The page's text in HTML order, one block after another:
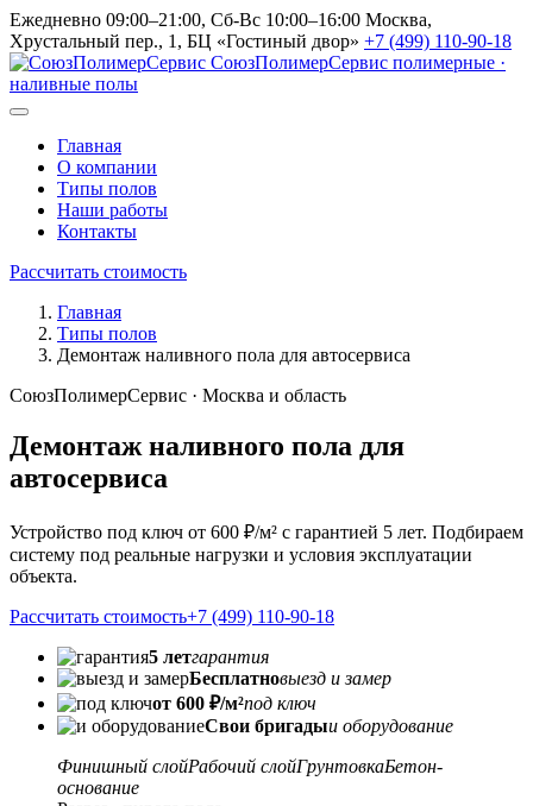
Ежедневно 09:00–21:00, Сб-Вс 10:00–16:00 Москва,
Хрустальный пер., 1, БЦ «Гостиный двор» +7 (499) 110-90-18
СоюзПолимерСервис полимерные ·
наливные полы
Главная
О компании
Типы полов
Наши работы
Контакты
Рассчитать стоимость
Главная
Типы полов
Демонтаж наливного пола для автосервиса
СоюзПолимерСервис · Москва и область
Демонтаж наливного пола для
автосервиса
Устройство под ключ от 600 ₽/м² с гарантией 5 лет. Подбираем
систему под реальные нагрузки и условия эксплуатации
объекта.
Рассчитать стоимость+7 (499) 110-90-18
5 летгарантия
Бесплатновыезд и замер
от 600 ₽/м²под ключ
Свои бригадыи оборудование
Финишный слойРабочий слойГрунтовкаБетон-
основание